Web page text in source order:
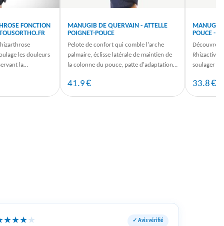
FONCTION
les douleurs
la
MANUGIB DE QUERVAIN - ATTELLE
POIGNET-POUCE
Pelote de confort qui comble l'arche
palmaire, éclisse latérale de maintien de
la colonne du pouce, patte d'adaptation
41.9€
MANUGIB
POUCE -
Découvrez
Rhizactive,
soulager le
33.8€
★★★★ ✓ Avis vérifié